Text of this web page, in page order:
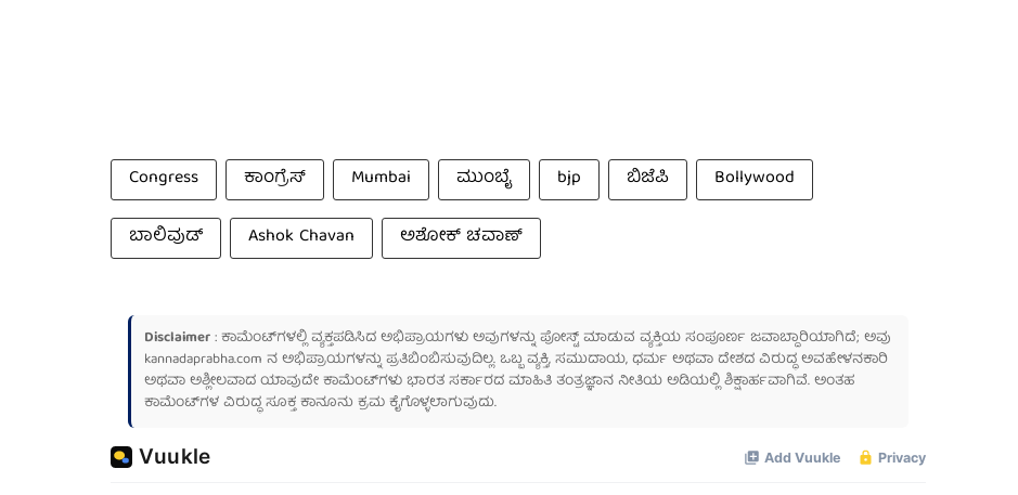
Congress ಕಾಂಗ್ರೆಸ್ Mumbai ಮುಂಬೈ bjp ಬಿಜೆಪಿ
Bollywood
ಬಾಲಿವುಡ್
Ashok Chavan ಅಶೋಕ್ ಚವಾಣ್
Disclaimer: ಕಾಮೆಂಟ್‌ಗಳಲ್ಲಿ ವ್ಯಕ್ತಪಡಿಸಿದ ಅಭಿಪ್ರಾಯಗಳು ಅವುಗಳನ್ನು ಪೋಸ್ಟ್ ಮಾಡುವ ವ್ಯಕ್ತಿಯ ಸಂಪೂರ್ಣ ಜವಾಬ್ದಾರಿಯಾಗಿದೆ; ಅವು
kannadaprabha.com ನ ಅಭಿಪ್ರಾಯಗಳನ್ನು ಪ್ರತಿಬಿಂಬಿಸುವುದಿಲ್ಲ. ಒಬ್ಬ ವ್ಯಕ್ತಿ, ಸಮುದಾಯ, ಧರ್ಮ ಅಥವಾ ದೇಶದ ವಿರುದ್ಧ ಅವಹೇಳನಕಾರಿ
ಅಥವಾ ಅಶ್ಲೀಲವಾದ ಯಾವುದೇ ಕಾಮೆಂಟ್‌ಗಳು ಭಾರತ ಸರ್ಕಾರದ ಮಾಹಿತಿ ತಂತ್ರಜ್ಞಾನ ನೀತಿಯ ಅಡಿಯಲ್ಲಿ ಶಿಕ್ಷಾರ್ಹವಾಗಿವೆ. ಅಂತಹ
ಕಾಮೆಂಟ್‌ಗಳ ವಿರುದ್ಧ ಸೂಕ್ತ ಕಾನೂನು ಕ್ರಮ ಕೈಗೊಳ್ಳಲಾಗುವುದು.